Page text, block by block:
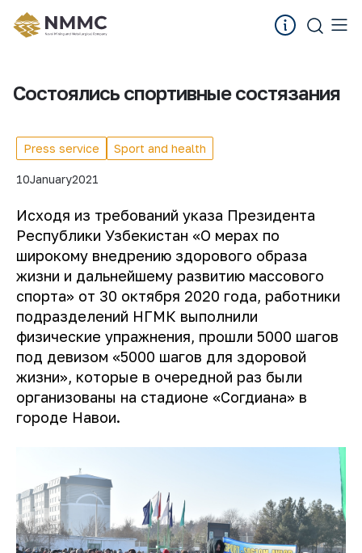
Состоялись спортивные состязания
Press service Sport and health
10January2021
Исходя из требований указа Президента
Республики Узбекистан «О мерах по
широкому внедрению здорового образа
жизни и дальнейшему развитию массового
спорта» от 30 октября 2020 года, работники
подразделений НГМК выполнили
физические упражнения, прошли 5000 шагов
под девизом «5000 шагов для здоровой
жизни», которые в очередной раз были
организованы на стадионе «Согдиана» в
городе Навои.